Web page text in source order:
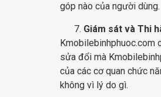
góp nào của người dùng.
Giám sát và Thi
Kmobilebinhphuoc.com
sửa đổi mà
của các cơ quan chức
không vì lý do gì.